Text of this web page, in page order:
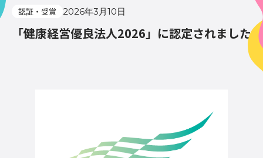
認証・受賞 2026年3月10日
「健康経営優良法人2026」に認定されました